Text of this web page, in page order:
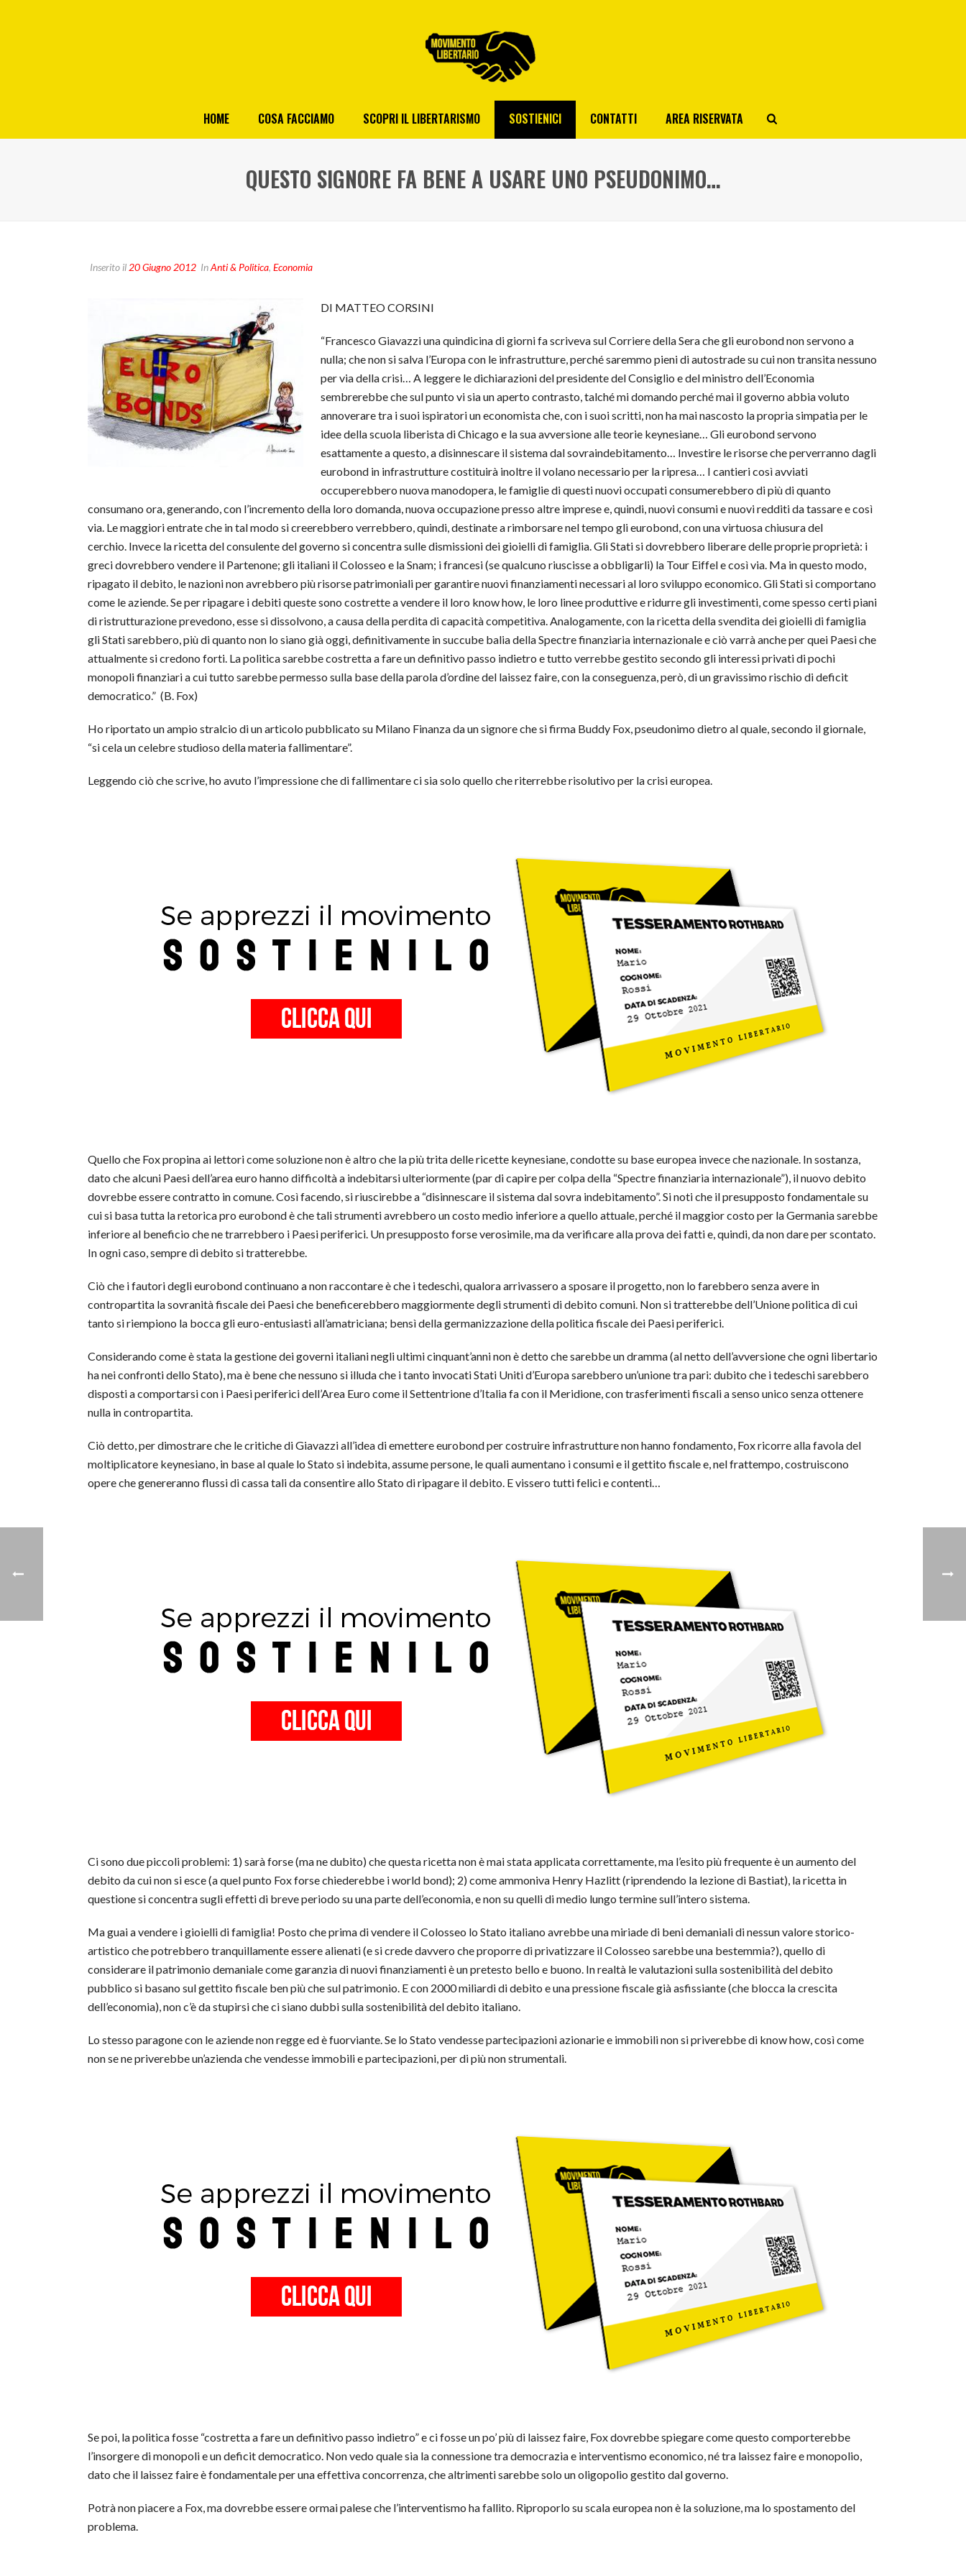
HOME COSA FACCIAMO SCOPRI IL LIBERTARISMO SOSTIENICI CONTATTI AREA RISERVATA
QUESTO SIGNORE FA BENE A USARE UNO PSEUDONIMO…
Inserito il 20 Giugno 2012 InAnti & Politica, Economia
DI MATTEO CORSINI
“Francesco Giavazzi una quindicina di giorni fa scriveva sul Corriere della Sera che gli eurobond non servono a
nulla; che non si salva l’Europa con le infrastrutture, perché saremmo pieni di autostrade su cui non transita nessuno
per via della crisi… A leggere le dichiarazioni del presidente del Consiglio e del ministro dell’Economia
sembrerebbe che sul punto vi sia un aperto contrasto, talché mi domando perché mai il governo abbia voluto
annoverare tra i suoi ispiratori un economista che, con i suoi scritti, non ha mai nascosto la propria simpatia per le
idee della scuola liberista di Chicago e la sua avversione alle teorie keynesiane… Gli eurobond servono
esattamente a questo, a disinnescare il sistema dal sovraindebitamento… Investire le risorse che perverranno dagli
eurobond in infrastrutture costituirà inoltre il volano necessario per la ripresa… I cantieri così avviati
occuperebbero nuova manodopera, le famiglie di questi nuovi occupati consumerebbero di più di quanto
consumano ora, generando, con l’incremento della loro domanda, nuova occupazione presso altre imprese e, quindi, nuovi consumi e nuovi redditi da tassare e così
via. Le maggiori entrate che in tal modo si creerebbero verrebbero, quindi, destinate a rimborsare nel tempo gli eurobond, con una virtuosa chiusura del
cerchio. Invece la ricetta del consulente del governo si concentra sulle dismissioni dei gioielli di famiglia. Gli Stati si dovrebbero liberare delle proprie proprietà: i
greci dovrebbero vendere il Partenone; gli italiani il Colosseo e la Snam; i francesi (se qualcuno riuscisse a obbligarli) la Tour Eiffel e così via. Ma in questo modo,
ripagato il debito, le nazioni non avrebbero più risorse patrimoniali per garantire nuovi finanziamenti necessari al loro sviluppo economico. Gli Stati si comportano
come le aziende. Se per ripagare i debiti queste sono costrette a vendere il loro know how, le loro linee produttive e ridurre gli investimenti, come spesso certi piani
di ristrutturazione prevedono, esse si dissolvono, a causa della perdita di capacità competitiva. Analogamente, con la ricetta della svendita dei gioielli di famiglia
gli Stati sarebbero, più di quanto non lo siano già oggi, definitivamente in succube balia della Spectre finanziaria internazionale e ciò varrà anche per quei Paesi che
attualmente si credono forti. La politica sarebbe costretta a fare un definitivo passo indietro e tutto verrebbe gestito secondo gli interessi privati di pochi
monopoli finanziari a cui tutto sarebbe permesso sulla base della parola d’ordine del laissez faire, con la conseguenza, però, di un gravissimo rischio di deficit
democratico.” (B. Fox)
Ho riportato un ampio stralcio di un articolo pubblicato su Milano Finanza da un signore che si firma Buddy Fox, pseudonimo dietro al quale, secondo il giornale,
“si cela un celebre studioso della materia fallimentare”.
Leggendo ciò che scrive, ho avuto l’impressione che di fallimentare ci sia solo quello che riterrebbe risolutivo per la crisi europea.
Quello che Fox propina ai lettori come soluzione non è altro che la più trita delle ricette keynesiane, condotte su base europea invece che nazionale. In sostanza,
dato che alcuni Paesi dell’area euro hanno difficoltà a indebitarsi ulteriormente (par di capire per colpa della “Spectre finanziaria internazionale”), il nuovo debito
dovrebbe essere contratto in comune. Così facendo, si riuscirebbe a “disinnescare il sistema dal sovra indebitamento”. Si noti che il presupposto fondamentale su
cui si basa tutta la retorica pro eurobond è che tali strumenti avrebbero un costo medio inferiore a quello attuale, perché il maggior costo per la Germania sarebbe
inferiore al beneficio che ne trarrebbero i Paesi periferici. Un presupposto forse verosimile, ma da verificare alla prova dei fatti e, quindi, da non dare per scontato.
In ogni caso, sempre di debito si tratterebbe.
Ciò che i fautori degli eurobond continuano a non raccontare è che i tedeschi, qualora arrivassero a sposare il progetto, non lo farebbero senza avere in
contropartita la sovranità fiscale dei Paesi che beneficerebbero maggiormente degli strumenti di debito comuni. Non si tratterebbe dell’Unione politica di cui
tanto si riempiono la bocca gli euro-entusiasti all’amatriciana; bensì della germanizzazione della politica fiscale dei Paesi periferici.
Considerando come è stata la gestione dei governi italiani negli ultimi cinquant’anni non è detto che sarebbe un dramma (al netto dell’avversione che ogni libertario
ha nei confronti dello Stato), ma è bene che nessuno si illuda che i tanto invocati Stati Uniti d’Europa sarebbero un’unione tra pari: dubito che i tedeschi sarebbero
disposti a comportarsi con i Paesi periferici dell’Area Euro come il Settentrione d’Italia fa con il Meridione, con trasferimenti fiscali a senso unico senza ottenere
nulla in contropartita.
Ciò detto, per dimostrare che le critiche di Giavazzi all’idea di emettere eurobond per costruire infrastrutture non hanno fondamento, Fox ricorre alla favola del
moltiplicatore keynesiano, in base al quale lo Stato si indebita, assume persone, le quali aumentano i consumi e il gettito fiscale e, nel frattempo, costruiscono
opere che genereranno flussi di cassa tali da consentire allo Stato di ripagare il debito. E vissero tutti felici e contenti…
Ci sono due piccoli problemi: 1) sarà forse (ma ne dubito) che questa ricetta non è mai stata applicata correttamente, ma l’esito più frequente è un aumento del
debito da cui non si esce (a quel punto Fox forse chiederebbe i world bond); 2) come ammoniva Henry Hazlitt (riprendendo la lezione di Bastiat), la ricetta in
questione si concentra sugli effetti di breve periodo su una parte dell’economia, e non su quelli di medio lungo termine sull’intero sistema.
Ma guai a vendere i gioielli di famiglia! Posto che prima di vendere il Colosseo lo Stato italiano avrebbe una miriade di beni demaniali di nessun valore storico-
artistico che potrebbero tranquillamente essere alienati (e si crede davvero che proporre di privatizzare il Colosseo sarebbe una bestemmia?), quello di
considerare il patrimonio demaniale come garanzia di nuovi finanziamenti è un pretesto bello e buono. In realtà le valutazioni sulla sostenibilità del debito
pubblico si basano sul gettito fiscale ben più che sul patrimonio. E con 2000 miliardi di debito e una pressione fiscale già asfissiante (che blocca la crescita
dell’economia), non c’è da stupirsi che ci siano dubbi sulla sostenibilità del debito italiano.
Lo stesso paragone con le aziende non regge ed è fuorviante. Se lo Stato vendesse partecipazioni azionarie e immobili non si priverebbe di know how, così come
non se ne priverebbe un’azienda che vendesse immobili e partecipazioni, per di più non strumentali.
Se poi, la politica fosse “costretta a fare un definitivo passo indietro” e ci fosse un po’ più di laissez faire, Fox dovrebbe spiegare come questo comporterebbe
l’insorgere di monopoli e un deficit democratico. Non vedo quale sia la connessione tra democrazia e interventismo economico, né tra laissez faire e monopolio,
dato che il laissez faire è fondamentale per una effettiva concorrenza, che altrimenti sarebbe solo un oligopolio gestito dal governo.
Potrà non piacere a Fox, ma dovrebbe essere ormai palese che l’interventismo ha fallito. Riproporlo su scala europea non è la soluzione, ma lo spostamento del
problema.